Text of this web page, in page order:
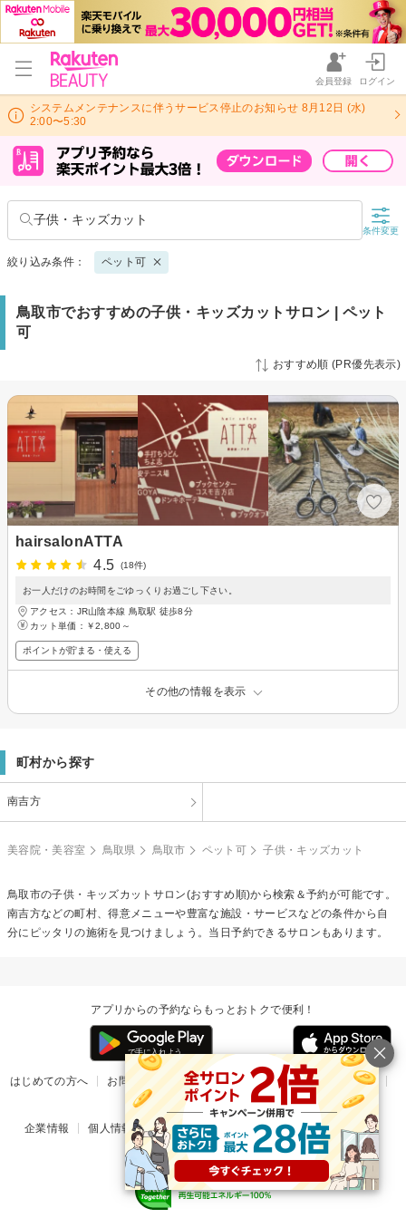
会員登録 ログイン
システムメンテナンスに伴うサービス停止のお知らせ 8月12日 (水)
2:00〜5:30
子供・キッズカット
条件変更
絞り込み条件： ペット可
鳥取市でおすすめの子供・キッズカットサロン | ペット
可
おすすめ順 (PR優先表示)
hairsalonATTA
4.5
(18件)
お一人だけのお時間をごゆっくりお過ごし下さい。
アクセス：JR山陰本線 鳥取駅 徒歩8分
カット単価： ￥2,800～
ポイントが貯まる・使える
その他の情報を表示
町村から探す
南吉方
美容院・美容室 鳥取県 鳥取市 ペット可 子供・キッズカット
鳥取市の子供・キッズカット サロン(おすすめ順)から検索＆予約が可能です。
南吉方などの町村、得意メニューや豊富な施設・サービスなどの条件から自
分にピッタリの施術を見つけましょう。当日予約できるサロンもあります。
アプリからの予約ならもっとおトクで便利！
はじめての方へ お問い合わせ ヘルプ リリース情報
利用規約
掲載ご希望のサロン様
企業情報 個人情報保護方針 楽天のサービス一覧 アプリ一覧
© Rakuten Group, Inc.